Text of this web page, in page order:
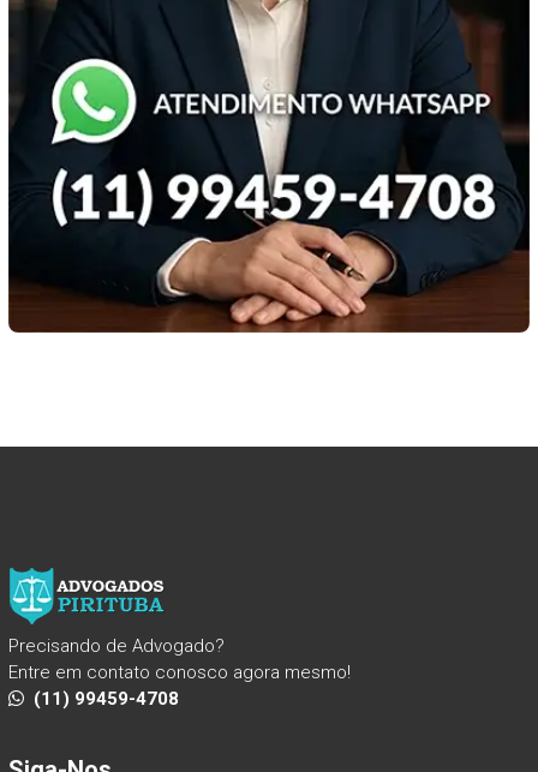
Precisando de Advogado?
Entre em contato conosco agora mesmo!
(11) 99459-4708